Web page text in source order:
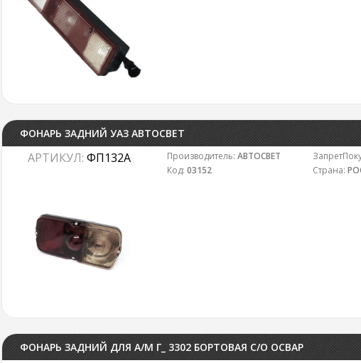
ФОНАРЬ ЗАДНИЙ УАЗ АВТОСВЕТ
АРТИКУЛ: ФП132А Производитель: АВТОСВЕТ
Код: 03152
Страна:
ФОНАРЬ ЗАДНИЙ ДЛЯ А/М Г_ 3302 БОРТОВАЯ С/О ОСВАР